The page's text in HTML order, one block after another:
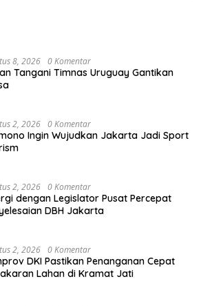
8, 2026 0 Komentar
Tangani Timnas Uruguay Gantikan
2, 2026 0 Komentar
Ingin Wujudkan Jakarta Jadi Sport
2, 2026 0 Komentar
dengan Legislator Pusat Percepat
DBH Jakarta
2, 2026 0 Komentar
DKI Pastikan Penanganan Cepat
Lahan di Kramat Jati